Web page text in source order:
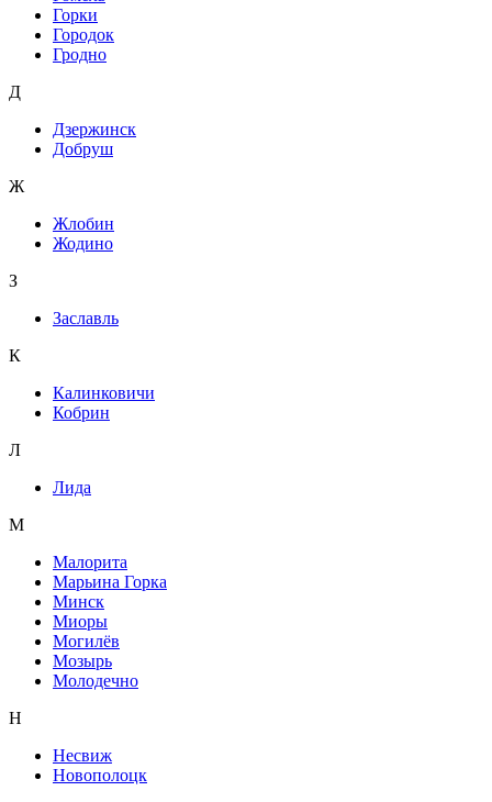
Горки
Городок
Гродно
Д
Дзержинск
Добруш
Ж
Жлобин
Жодино
З
Заславль
К
Калинковичи
Кобрин
Л
Лида
М
Малорита
Марьина Горка
Минск
Миоры
Могилёв
Мозырь
Молодечно
Н
Несвиж
Новополоцк